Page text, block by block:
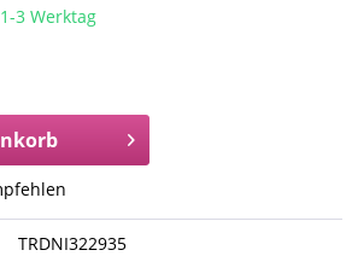
3 Werktag
TRDNI322935